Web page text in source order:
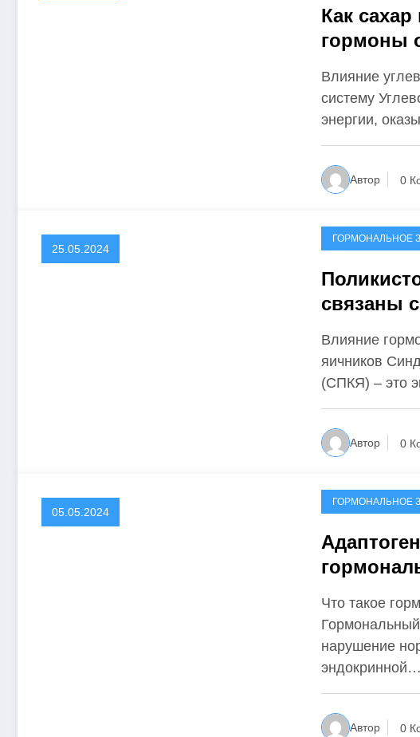
Как
гормоны
Влияние
систему
энергии,
Автор 0
25.05.2024
ГОРМОНАЛЬНОЕ
связаны
Влияние
яичников
(СПКЯ) – это
Автор 0
05.05.2024
ГОРМОНАЛЬНОЕ
Что такое
нарушение
эндокринной…
Автор 0